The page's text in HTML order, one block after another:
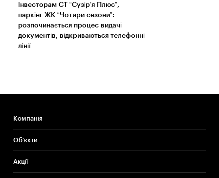
Інвесторам СТ “Сузір’я Плюс”,
паркінг ЖК “Чотири сезони”:
розпочинається процес видачі
документів, відкриваються телефонні
лінії
Компанія
Об'єкти
Акції